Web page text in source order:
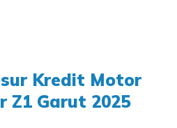
Kredit Motor
Z1 Garut 2025